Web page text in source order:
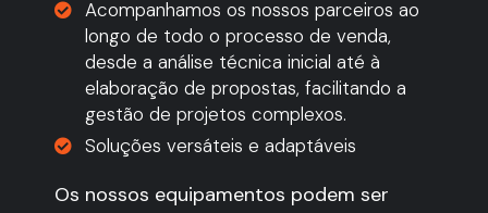
Acompanhamos os nossos parceiros ao
longo de todo o processo de venda,
desde a análise técnica inicial até à
elaboração de propostas, facilitando a
gestão de projetos complexos.
Soluções versáteis e adaptáveis
Os nossos equipamentos podem ser